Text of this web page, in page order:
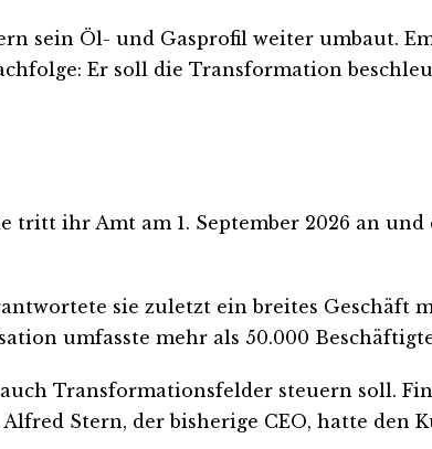
sein Öl- und Gasprofil weiter umbaut.
Er soll die Transformation
tritt ihr Amt am 1. September 2026 an
sie zuletzt ein breites Geschäft
umfasste mehr als 50.000
Transformationsfelder steuern soll.
Stern, der bisherige CEO, hatte den